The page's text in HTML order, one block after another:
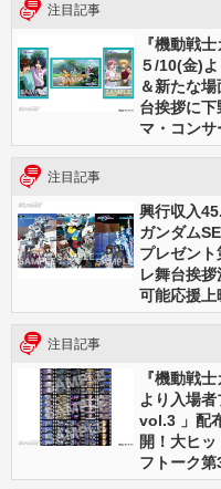
注目記事
『機動戦
５/10(金)
＆新たな
台挨拶に
マ・コン
注目記事
興行収入
ガンダム
プレゼン
レ舞台挨
可能応援上
注目記事
『機動戦
より入場
vol.3 」配
開！大ヒ
フトーク第